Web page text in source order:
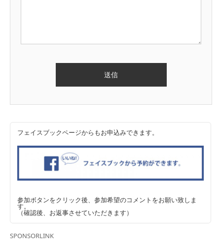
フェイスブックページからもお申込みできます。
参加ボタンをクリック後、参加希望のコメントをお願い致しま
す。
（確認後、お返事させていただきます）
SPONSORLINK